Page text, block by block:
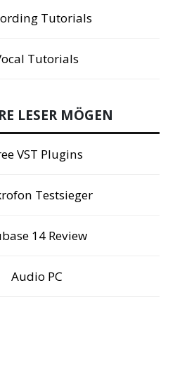
Tutorials
Tutorials
LESER MÖGEN
VST Plugins
Testsieger
14 Review
Audio PC